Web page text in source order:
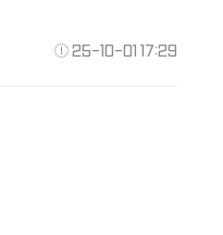
25-10-01 17:29